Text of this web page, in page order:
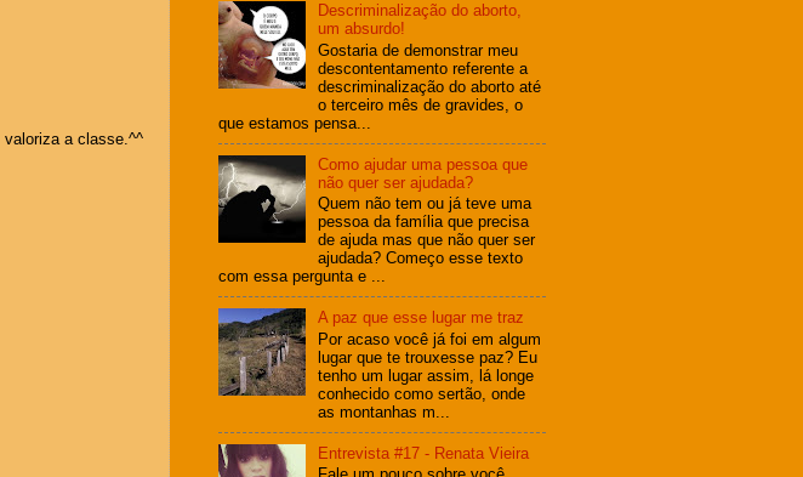
a classe.^^
Descriminalização do aborto,
um absurdo!
Gostaria de demonstrar meu
descontentamento referente a
descriminalização do aborto até
o terceiro mês de gravides, o
que estamos pensa...
Como ajudar uma pessoa que
não quer ser ajudada?
Quem não tem ou já teve uma
pessoa da família que precisa
de ajuda mas que não quer ser
ajudada? Começo esse texto
com essa pergunta e ...
A paz que esse lugar me traz
Por acaso você já foi em algum
lugar que te trouxesse paz? Eu
tenho um lugar assim, lá longe
conhecido como sertão, onde
as montanhas m...
Entrevista #17 - Renata Vieira